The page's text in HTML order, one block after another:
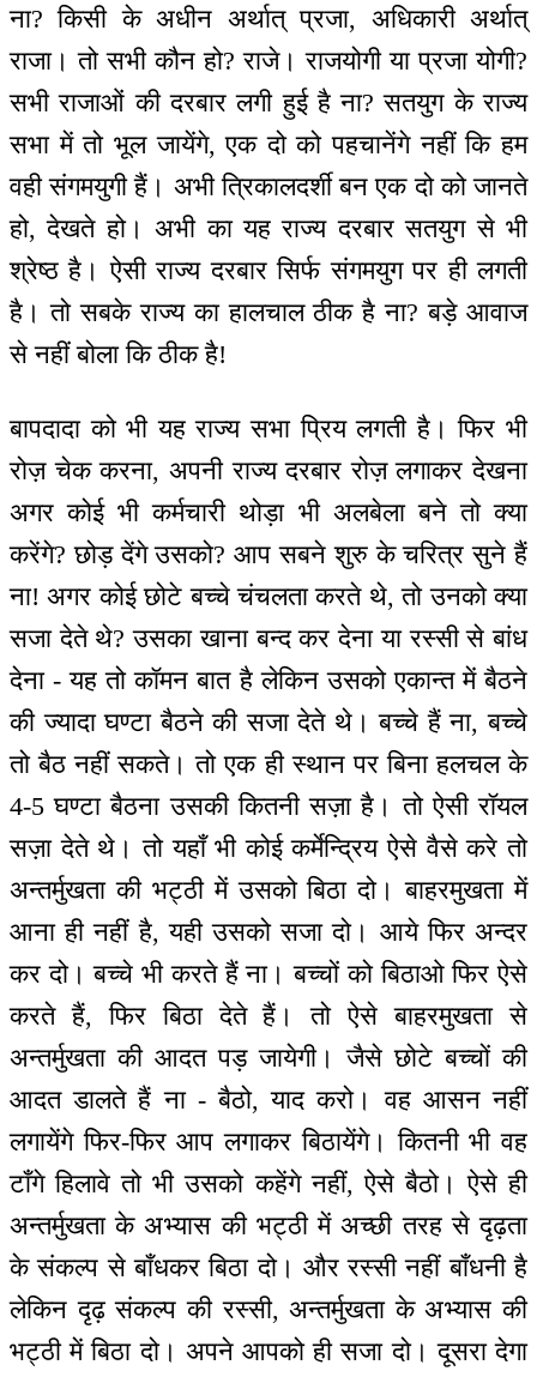
ना? किसी के अधीन अर्थात् प्रजा, अधिकारी अर्थात्
राजा। तो सभी कौन हो? राजे। राजयोगी या प्रजा योगी?
सभी राजाओं की दरबार लगी हुई है ना? सतयुग के राज्य
सभा में तो भूल जायेंगे, एक दो को पहचानेंगे नहीं कि हम
वही संगमयुगी हैं। अभी त्रिकालदर्शी बन एक दो को जानते
हो, देखते हो। अभी का यह राज्य दरबार सतयुग से भी
श्रेष्ठ है। ऐसी राज्य दरबार सिर्फ संगमयुग पर ही लगती
है। तो सबके राज्य का हालचाल ठीक है ना? बड़े आवाज
से नहीं बोला कि ठीक है!
बापदादा को भी यह राज्य सभा प्रिय लगती है। फिर भी
रोज़ चेक करना, अपनी राज्य दरबार रोज़ लगाकर देखना
अगर कोई भी कर्मचारी थोड़ा भी अलबेला बने तो क्या
करेंगे? छोड़ देंगे उसको? आप सबने शुरु के चरित्र सुने हैं
ना! अगर कोई छोटे बच्चे चंचलता करते थे, तो उनको क्या
सजा देते थे? उसका खाना बन्द कर देना या रस्सी से बांध
देना - यह तो कॉमन बात है लेकिन उसको एकान्त में बैठने
की ज्यादा घण्टा बैठने की सजा देते थे। बच्चे हैं ना, बच्चे
तो बैठ नहीं सकते। तो एक ही स्थान पर बिना हलचल के
4-5 घण्टा बैठना उसकी कितनी सज़ा है। तो ऐसी रॉयल
सज़ा देते थे। तो यहाँ भी कोई कर्मेन्द्रिय ऐसे वैसे करे तो
अन्तर्मुखता की भट्ठी में उसको बिठा दो। बाहरमुखता में
आना ही नहीं है, यही उसको सजा दो। आये फिर अन्दर
कर दो। बच्चे भी करते हैं ना। बच्चों को बिठाओ फिर ऐसे
करते हैं, फिर बिठा देते हैं। तो ऐसे बाहरमुखता से
अन्तर्मुखता की आदत पड़ जायेगी। जैसे छोटे बच्चों की
आदत डालते हैं ना - बैठो, याद करो। वह आसन नहीं
लगायेंगे फिर-फिर आप लगाकर बिठायेंगे। कितनी भी वह
टाँगे हिलावे तो भी उसको कहेंगे नहीं, ऐसे बैठो। ऐसे ही
अन्तर्मुखता के अभ्यास की भट्ठी में अच्छी तरह से दृढ़ता
के संकल्प से बाँधकर बिठा दो। और रस्सी नहीं बाँधनी है
लेकिन दृढ़ संकल्प की रस्सी, अन्तर्मुखता के अभ्यास की
भट्ठी में बिठा दो। अपने आपको ही सजा दो। दूसरा देगा